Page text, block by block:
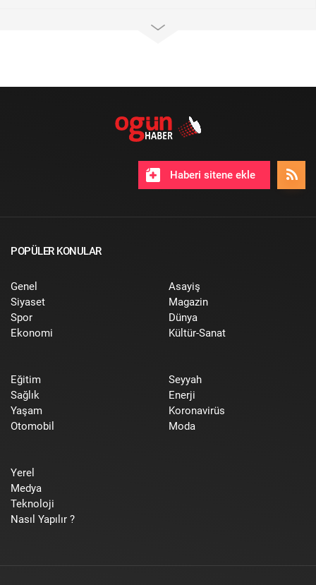
Haberi sitene ekle
POPÜLER KONULAR
Genel
Siyaset
Spor
Ekonomi
Asayiş
Magazin
Dünya
Kültür-Sanat
Eğitim
Sağlık
Yaşam
Otomobil
Seyyah
Enerji
Koronavirüs
Moda
Yerel
Medya
Teknoloji
Nasıl Yapılır ?